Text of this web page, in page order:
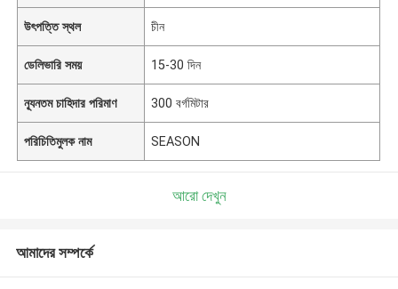
উৎপত্তি স্থল চীন
ডেলিভারি সময় 15-30 দিন
ন্যূনতম চাহিদার পরিমাণ 300 বর্গমিটার
পরিচিতিমুলক নাম SEASON
আরো দেখুন
আমাদের সম্পর্কে